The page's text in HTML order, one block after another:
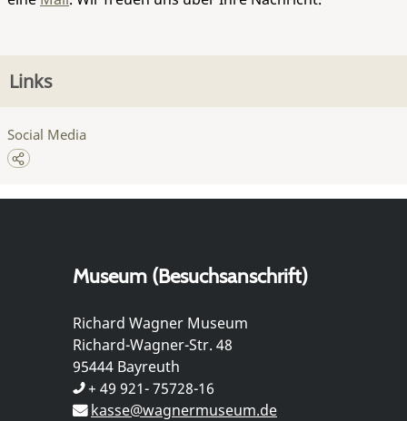
Links
Social Media
Museum (Besuchsanschrift)
Richard Wagner Museum
Richard-Wagner-Str. 48
95444 Bayreuth
+ 49 921- 75728-16
kasse@wagnermuseum.de